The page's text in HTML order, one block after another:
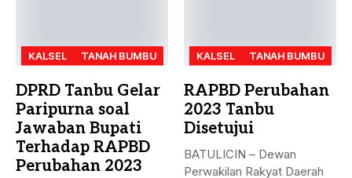
KALSEL TANAH BUMBU
DPRD Tanbu Gelar
Paripurna soal
Jawaban Bupati
Terhadap RAPBD
Perubahan 2023
KALSEL TANAH BUMBU
RAPBD Perubahan
2023 Tanbu
Disetujui
BATULICIN – Dewan
Perwakilan Rakyat Daerah